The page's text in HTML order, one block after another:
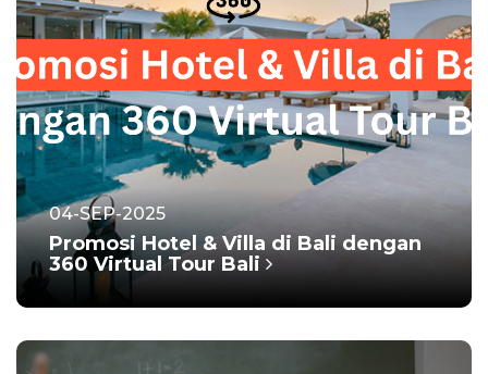
04-SEP-2025
Promosi Hotel & Villa di Bali dengan
360 Virtual Tour Bali